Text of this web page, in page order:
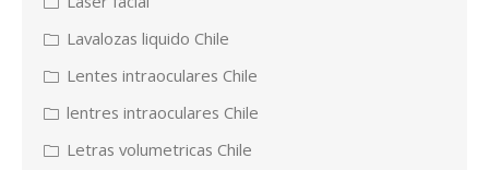
Lavalozas liquido Chile
Lentes intraoculares Chile
lentres intraoculares Chile
Letras volumetricas Chile